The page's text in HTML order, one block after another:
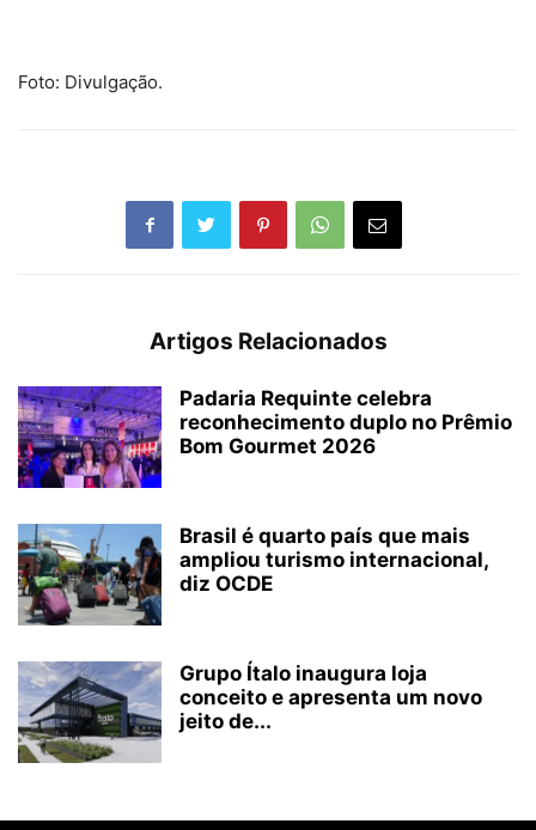
Foto: Divulgação.
Artigos Relacionados
Padaria Requinte celebra
reconhecimento duplo no Prêmio
Bom Gourmet 2026
Brasil é quarto país que mais
ampliou turismo internacional,
diz OCDE
Grupo Ítalo inaugura loja
conceito e apresenta um novo
jeito de...